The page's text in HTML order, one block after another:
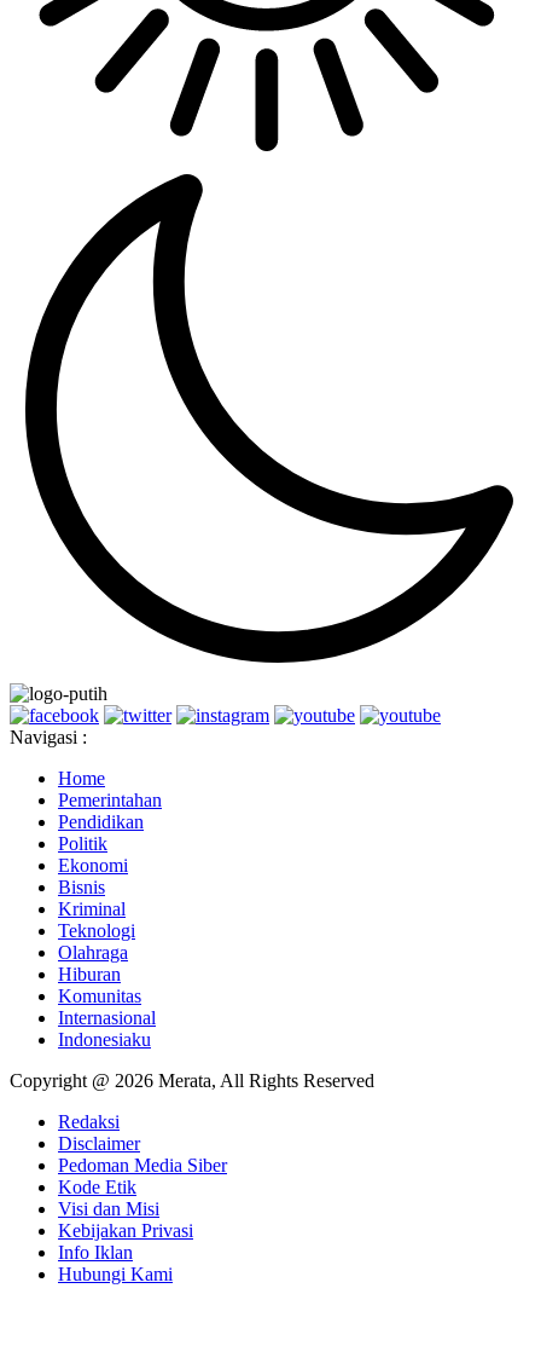
Navigasi :
Home
Pemerintahan
Pendidikan
Politik
Ekonomi
Bisnis
Kriminal
Teknologi
Olahraga
Hiburan
Komunitas
Internasional
Indonesiaku
Copyright @ 2026 Merata, All Rights Reserved
Redaksi
Disclaimer
Pedoman Media Siber
Kode Etik
Visi dan Misi
Kebijakan Privasi
Info Iklan
Hubungi Kami